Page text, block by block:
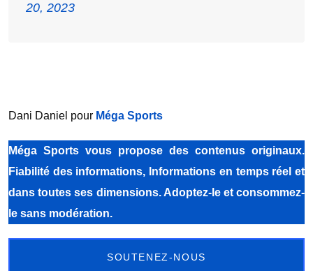
20, 2023
Dani Daniel pour Méga Sports
Méga Sports vous propose des contenus originaux.
Fiabilité des informations, Informations en temps réel et
dans toutes ses dimensions. Adoptez-le et consommez-
le sans modération.
SOUTENEZ-NOUS